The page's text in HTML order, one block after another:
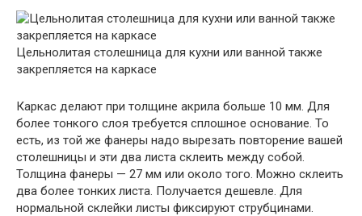
Цельнолитая столешница для кухни или ванной также
закрепляется на каркасе
Каркас делают при толщине акрила больше 10 мм. Для
более тонкого слоя требуется сплошное основание. То
есть, из той же фанеры надо вырезать повторение вашей
столешницы и эти два листа склеить между собой.
Толщина фанеры — 27 мм или около того. Можно склеить
два более тонких листа. Получается дешевле. Для
нормальной склейки листы фиксируют струбцинами.